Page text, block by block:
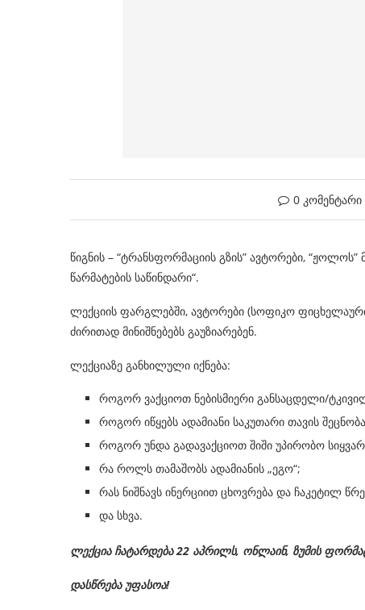
0 კომენტარი
წიგნის – “ტრანსფორმაციის გზის” ავტორები,
წარმატების საწინდარი“.
ლექციის ფარგლებში, ავტორები (სოფიკო
ძირითად მინიშნებებს გაუზიარებენ.
ლექციაზე განხილული იქნება:
როგორ ვაქციოთ ნებისმიერი განსაცდელი/
როგორ იწყებს ადამიანი საკუთარი თავის
როგორ უნდა გადავაქციოთ შიში უპირობო
რა როლს თამაშობს ადამიანის „ეგო“;
რას ნიშნავს ინერციით ცხოვრება და ჩაკეტილ
და სხვა.
ლექცია ჩატარდება 22 აპრილს, ონლაინ, ზუმის
დასწრება უფასოა!